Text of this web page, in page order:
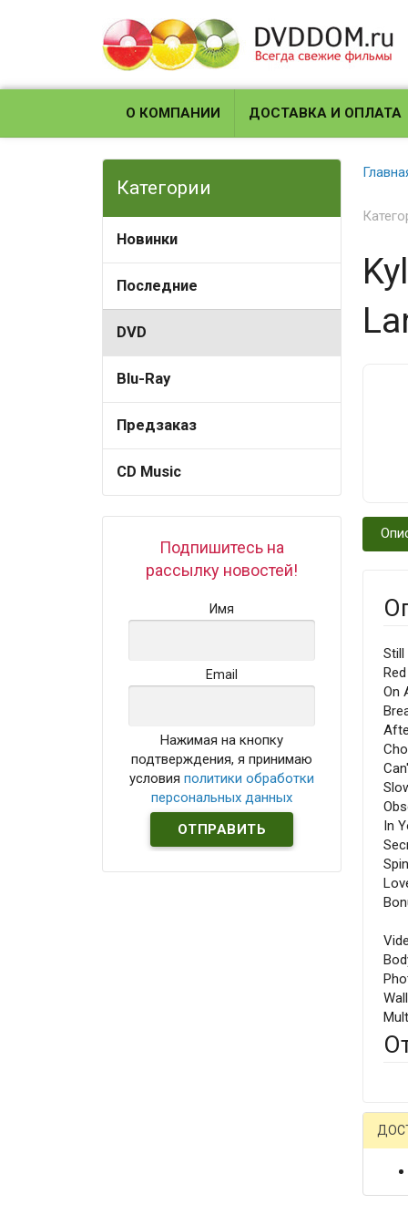
О КОМПАНИИ ДОСТАВКА И ОПЛАТА
Категории
Новинки
Последние
DVD
Blu-Ray
Предзаказ
CD Music
Подпишитесь на
рассылку новостей!
Имя
Email
Нажимая на кнопку
подтверждения, я принимаю
условияполитики обработки
персональных данных
Still
On
In